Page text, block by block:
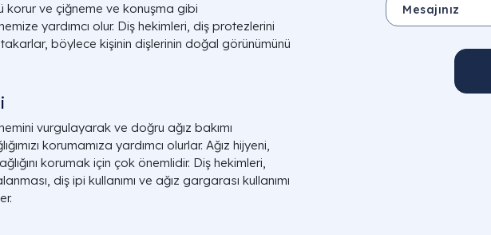
korur ve çiğneme ve konuşma gibi
yardımcı olur. Diş hekimleri, diş protezlerini
böylece kişinin dişlerinin doğal görünümünü
vurgulayarak ve doğru ağız bakımı
korumamıza yardımcı olurlar. Ağız hijyeni,
korumak için çok önemlidir. Diş hekimleri,
diş ipi kullanımı ve ağız gargarası kullanımı